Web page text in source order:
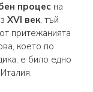
процес на
XVI век, тъй
притежанията
което по
е било едно